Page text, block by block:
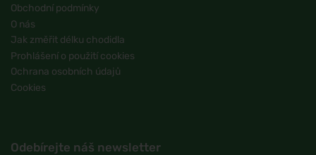
Obchodní podmínky
O nás
Jak změřit délku chodidla
Prohlášení o použití cookies
Ochrana osobních údajů
Cookies
Odebírejte náš newsletter